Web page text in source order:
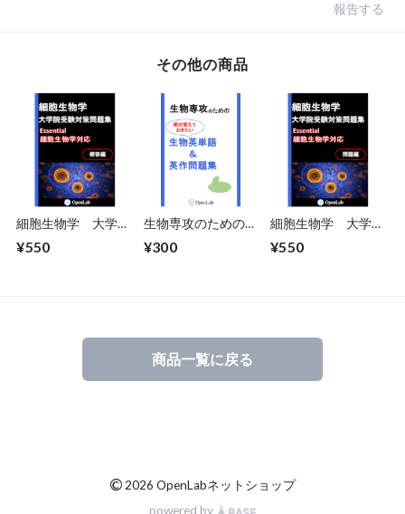
報告する
その他の商品
細胞生物学 大学院
答編
¥550
生物専攻のための絶
物英単語＆英作問題
¥300
細胞生物学 大学院
¥550
商品一覧に戻る
© 2026 OpenLabネットショップ
powered by